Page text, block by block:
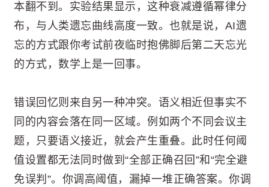
本翻不到。实验结果显示，这种衰减遵循幂律分
布，与人类遗忘曲线高度一致。也就是说，AI遗
忘的方式跟你考试前夜临时抱佛脚后第二天忘光
的方式，数学上是一回事。
错误回忆则来自另一种冲突。语义相近但事实不
同的内容会落在同一区域。例如两个不同会议主
题，只要语义接近，就会产生重叠。此时任何阈
值设置都无法同时做到“全部正确召回”和“完全避
免误判”。你调高阈值，漏掉一堆正确答案。你调